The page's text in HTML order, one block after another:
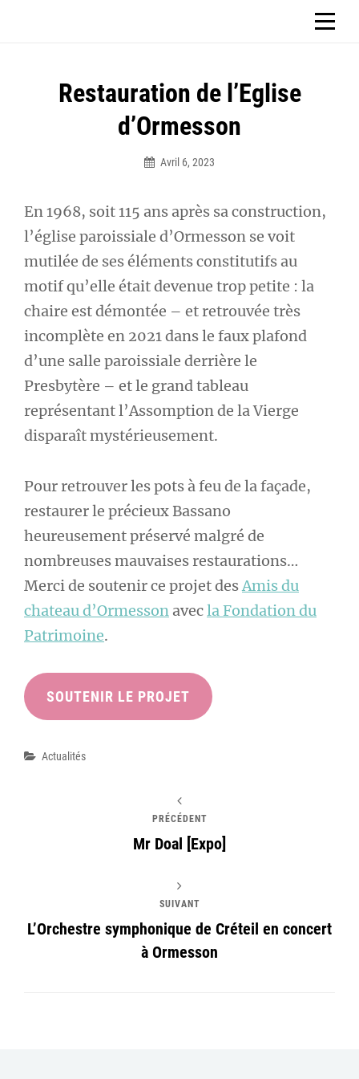
Restauration de l’Eglise
d’Ormesson
Avril 6, 2023
En 1968, soit 115 ans après sa construction,
l’église paroissiale d’Ormesson se voit
mutilée de ses éléments constitutifs au
motif qu’elle était devenue trop petite : la
chaire est démontée – et retrouvée très
incomplète en 2021 dans le faux plafond
d’une salle paroissiale derrière le
Presbytère – et le grand tableau
représentant l’Assomption de la Vierge
disparaît mystérieusement.
Pour retrouver les pots à feu de la façade,
restaurer le précieux Bassano
heureusement préservé malgré de
nombreuses mauvaises restaurations…
Merci de soutenir ce projet des Amis du
chateau d’Ormesson avecla Fondation du
Patrimoine.
SOUTENIR LE PROJET
Catégories
Actualités
Navigation
PRÉCÉDENT
Mr Doal [Expo]
SUIVANT
L’Orchestre symphonique de Créteil en concert
à Ormesson